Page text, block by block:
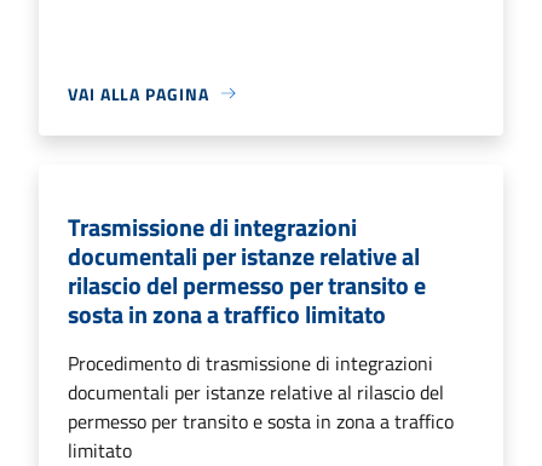
VAI ALLA PAGINA
Trasmissione di integrazioni
documentali per istanze relative al
rilascio del permesso per transito e
sosta in zona a traffico limitato
Procedimento di trasmissione di integrazioni
documentali per istanze relative al rilascio del
permesso per transito e sosta in zona a traffico
limitato